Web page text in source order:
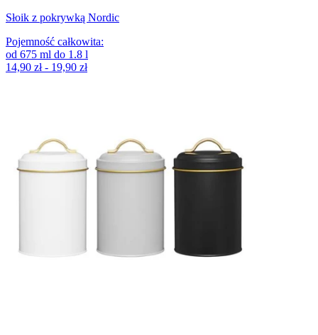
Słoik z pokrywką Nordic
Pojemność całkowita:
od 675 ml do 1.8 l
14,90 zł - 19,90 zł